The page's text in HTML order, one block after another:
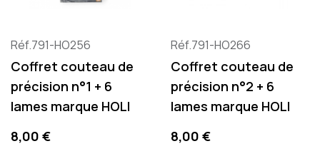
Réf.791-HO256
Coffret couteau de
précision n°1 + 6
lames marque HOLI
Precio
8,00 €
Réf.791-HO266
Coffret couteau de
précision n°2 + 6
lames marque HOLI
Precio
8,00 €